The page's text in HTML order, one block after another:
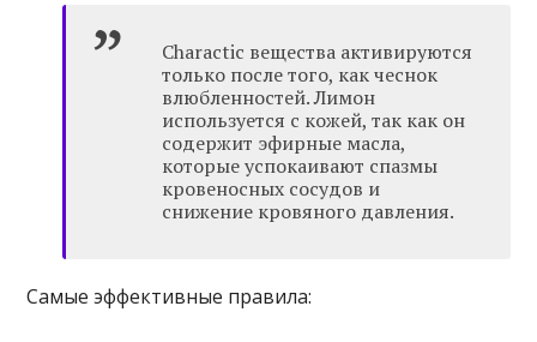
Charactic вещества активируются
только после того, как чеснок
влюбленностей. Лимон
используется с кожей, так как он
содержит эфирные масла,
которые успокаивают спазмы
кровеносных сосудов и
снижение кровяного давления.
Самые эффективные правила: